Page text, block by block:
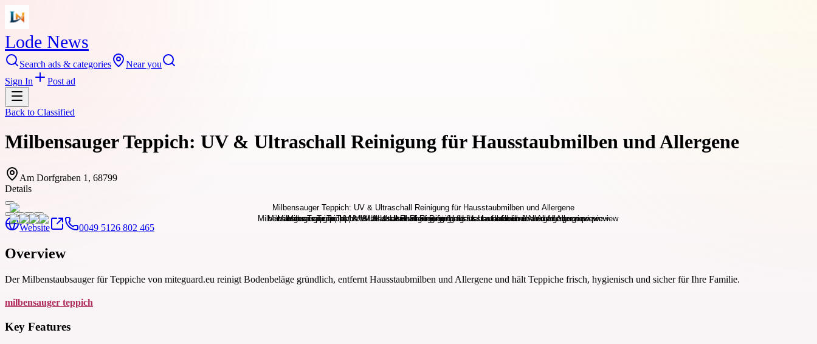
Lode News
Search ads & categories
Near you
Sign In
Post ad
Back to Classified
Milbensauger Teppich: UV & Ultraschall Reinigung für Hausstaubmilben und Allergene
Am Dorfgraben 1, 68799
Details
Website 0049 5126 802 465
Overview
Der Milbenstaubsauger für Teppiche von miteguard.eu reinigt Bodenbeläge gründlich, entfernt Hausstaubmilben und Allergene und hält Teppiche frisch, hygienisch und sicher für Ihre Familie.
milbensauger teppich
Key Features